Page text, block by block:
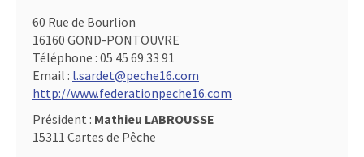
60 Rue de Bourlion
16160 GOND-PONTOUVRE
Téléphone : 05 45 69 33 91
Email : l.sardet@peche16.com
http://www.federationpeche16.com
Président : Mathieu LABROUSSE
15311 Cartes de Pêche